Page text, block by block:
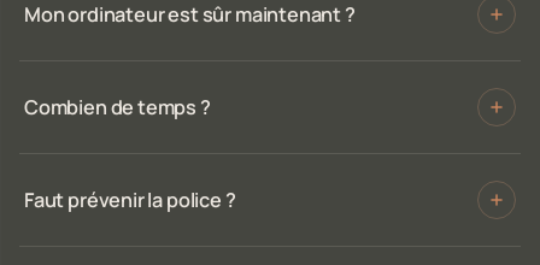
Mon ordinateur est sûr maintenant ?
Combien de temps ?
Faut prévenir la police ?